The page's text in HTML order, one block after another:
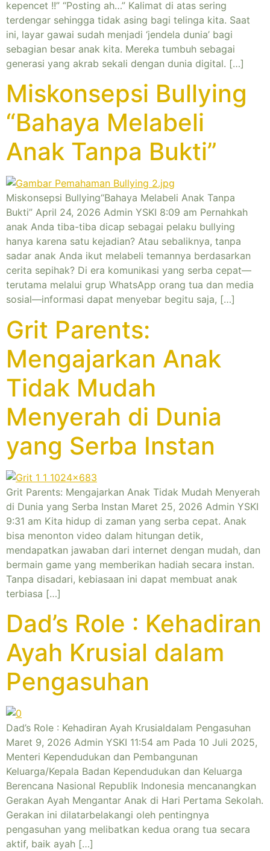
kepencet !!” “Posting ah…” Kalimat di atas sering
terdengar sehingga tidak asing bagi telinga kita. Saat
ini, layar gawai sudah menjadi ‘jendela dunia’ bagi
sebagian besar anak kita. Mereka tumbuh sebagai
generasi yang akrab sekali dengan dunia digital. […]
Miskonsepsi Bullying
“Bahaya Melabeli
Anak Tanpa Bukti”
Miskonsepsi Bullying“Bahaya Melabeli Anak Tanpa
Bukti” April 24, 2026 Admin YSKI 8:09 am Pernahkah
anak Anda tiba-tiba dicap sebagai pelaku bullying
hanya karena satu kejadian? Atau sebaliknya, tanpa
sadar anak Anda ikut melabeli temannya berdasarkan
cerita sepihak? Di era komunikasi yang serba cepat—
terutama melalui grup WhatsApp orang tua dan media
sosial—informasi dapat menyebar begitu saja, […]
Grit Parents:
Mengajarkan Anak
Tidak Mudah
Menyerah di Dunia
yang Serba Instan
Grit Parents: Mengajarkan Anak Tidak Mudah Menyerah
di Dunia yang Serba Instan Maret 25, 2026 Admin YSKI
9:31 am Kita hidup di zaman yang serba cepat. Anak
bisa menonton video dalam hitungan detik,
mendapatkan jawaban dari internet dengan mudah, dan
bermain game yang memberikan hadiah secara instan.
Tanpa disadari, kebiasaan ini dapat membuat anak
terbiasa […]
Dad’s Role : Kehadiran
Ayah Krusial dalam
Pengasuhan
Dad’s Role : Kehadiran Ayah Krusialdalam Pengasuhan
Maret 9, 2026 Admin YSKI 11:54 am Pada 10 Juli 2025,
Menteri Kependudukan dan Pembangunan
Keluarga/Kepala Badan Kependudukan dan Keluarga
Berencana Nasional Republik Indonesia mencanangkan
Gerakan Ayah Mengantar Anak di Hari Pertama Sekolah.
Gerakan ini dilatarbelakangi oleh pentingnya
pengasuhan yang melibatkan kedua orang tua secara
aktif, baik ayah […]